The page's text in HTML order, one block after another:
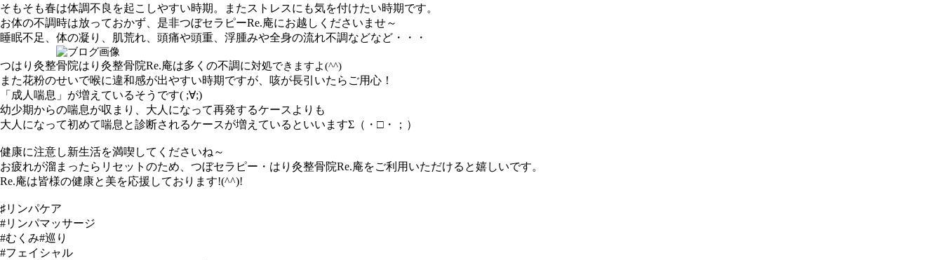
そもそも春は体調不良を起こしやすい時期。またストレスにも気を付けたい時期です。
お体の不調時は放っておかず、是非つぼセラピーRe.庵にお越しくださいませ～
睡眠不足、体の凝り、肌荒れ、頭痛や頭重、浮腫みや全身の流れ不調などなど・・・
つはり灸整骨院はり灸整骨院Re.庵は多くの不調に対処できますよ(^^)
また花粉のせいで喉に違和感が出やすい時期ですが、咳が長引いたらご用心！
「成人喘息」が増えているそうです( ;∀;)
幼少期からの喘息が収まり、大人になって再発するケースよりも
大人になって初めて喘息と診断されるケースが増えているといいますΣ（・□・；）
健康に注意し新生活を満喫してくださいね～
お疲れが溜まったらリセットのため、つぼセラピー・はり灸整骨院Re.庵をご利用いただけると嬉しいです。
Re.庵は皆様の健康と美を応援しております!(^^)!
♯リンパケア
#リンパマッサージ
#むくみ#巡り
#フェイシャル